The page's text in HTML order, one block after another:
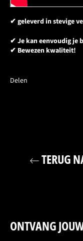
✔ geleverd in stevige
✔ Je kan eenvoudig je
✔ Bewezen kwaliteit!
Delen
TERUG
ONTVANG